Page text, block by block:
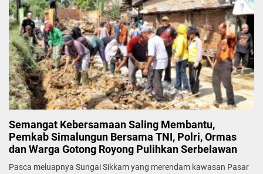
Semangat Kebersamaan Saling Membantu,
Pemkab Simalungun Bersama TNI, Polri, Ormas
dan Warga Gotong Royong Pulihkan Serbelawan
Pasca meluapnya Sungai Sikkam yang merendam kawasan Pasar